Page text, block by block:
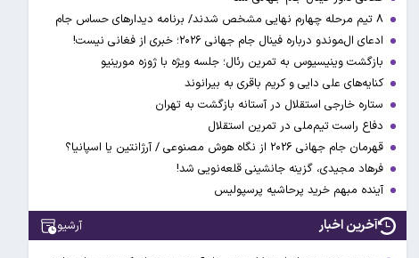
ادعای ال‌‍موندو درباره فینال جام جهانی ۲۰۲۶؛ خبری از فغانی نیست!
بازگشت وینیسیوس به تمرین رئال؛ جلسه ویژه با ژوزه مورینیو
کنایه‌های علی دایی و کریم باقری به بیرانوند
ستاره خارجی استقلال در آستانه بازگشت به تهران
دفاع راست تیم‌ملی در تمرین استقلال
قهرمان جام جهانی ۲۰۲۶ از نگاه هوش مصنوعی / آرژانتین یا اسپانیا؟
فرهاد مجیدی، گزینه جانشینی قلعه‌نویی شد!
آینده مبهم خرید پرحاشیه پرسپولیس
آخرین اخبار آرشیو